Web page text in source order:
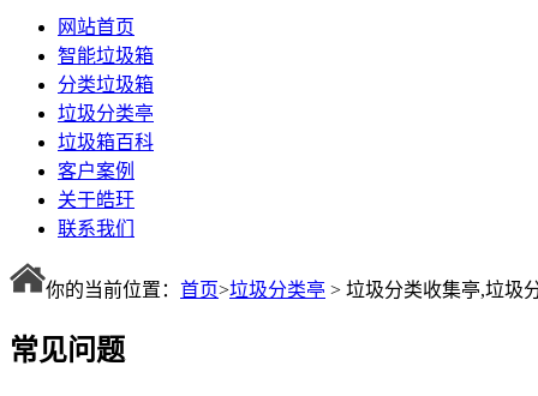
网站首页
智能垃圾箱
分类垃圾箱
垃圾分类亭
垃圾箱百科
客户案例
关于皓玗
联系我们
你的当前位置： 首页>垃圾分类亭 > 垃圾分类收集亭,垃圾
常见问题